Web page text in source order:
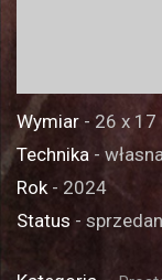
Wymiar - 26 x 17
Technika -
Rok- 2024
Status -